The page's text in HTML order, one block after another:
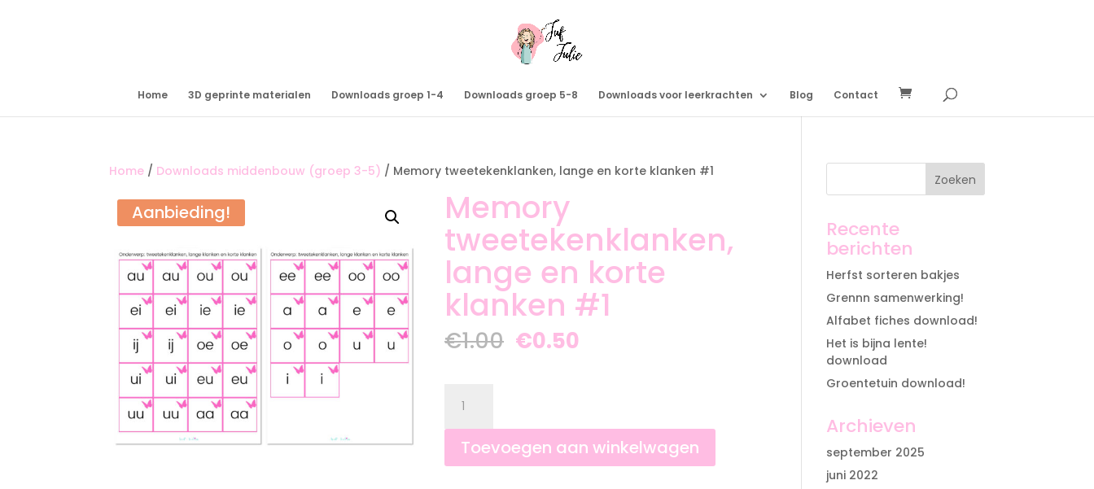
Home 3D geprinte materialen Downloads groep 1-4 Downloads groep 5-8 Downloads voor leerkrachten Blog Contact
Home / Downloads middenbouw (groep 3-5) / Memory tweetekenklanken, lange en korte klanken #1
Aanbieding! Memory
tweetekenklanken,
lange en korte
klanken #1
€1.00 Oorspronkelijke
prijs
€0.50
tweetekenklanken,
lange
Toevoegen aan winkelwagen
Recente
berichten
Herfst sorteren bakjes
Grennn samenwerking!
Alfabet fiches download!
Het is bijna lente!
download
Groentetuin download!
Archieven
september 2025
juni 2022